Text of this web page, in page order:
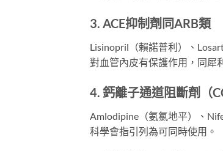
3. ACE抑制劑同ARB類
Lisinopril（賴諾普利）、
對血管內皮有保護作用，同犀
4. 鈣離子通道阻斷劑（
Amlodipine（氨氯地平）、
科學會指引列為可同時使用。